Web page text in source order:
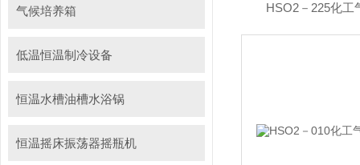
气候培养箱
低温恒温制冷设备
恒温水槽油槽水浴锅
恒温摇床振荡器摇瓶机
HSO2－225化工